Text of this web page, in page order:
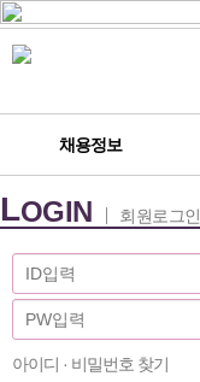
채용정보
LOGIN 회원로그인
아이디 · 비밀번호 찾기